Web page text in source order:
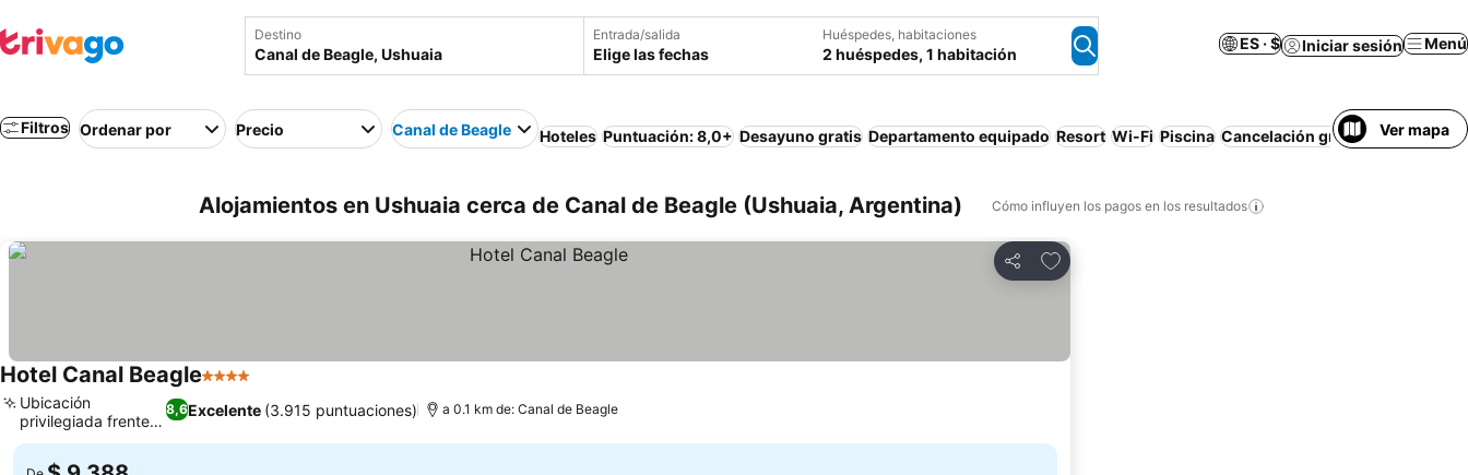
Destino Entrada/salida
Elige las fechas
Huéspedes, habitaciones
2 huéspedes, 1 habitación
ES · $ Iniciar sesión Menú
Filtros Ordenar por Precio Canal de Beagle Hoteles Puntuación: 8,0+ Desayuno gratis Departamento equipado Resort Wi-Fi Piscina Cancelación gratuita Casa o
Ver mapa
Alojamientos en Ushuaia cerca de Canal de Beagle (Ushuaia, Argentina) Cómo influyen los pagos en los resultados
Compartir
Añadir a favoritos
Hotel Canal Beagle4 Estrellas
8,6Excelente (3.915 puntuaciones)
Ubicación
privilegiada frente al
mar
a 0.1 km de: Canal de Beagle